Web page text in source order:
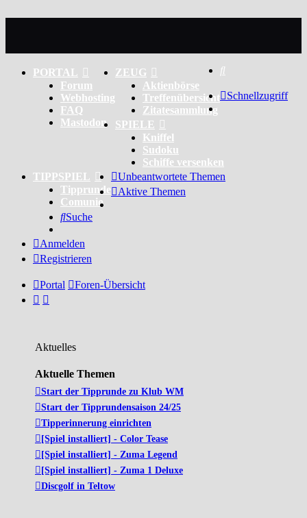
PORTAL
Forum
Webhosting
FAQ
Mastodon
ZEUG
Aktienbörse
Treffenübersicht
Zitatesammlung
SPIELE
Kniffel
Sudoku
Schiffe versenken
TIPPSPIEL
Tipprunde
Comunio
Schnellzugriff
Unbeantwortete Themen
Aktive Themen
Suche
Anmelden
Registrieren
Portal Foren-Übersicht
Aktuelles
Aktuelle Themen
Start der Tipprunde zu Klub WM
Start der Tipprundensaison 24/25
Tipperinnerung einrichten
[Spiel installiert] - Color Tease
[Spiel installiert] - Zuma Legend
[Spiel installiert] - Zuma 1 Deluxe
Discgolf in Teltow